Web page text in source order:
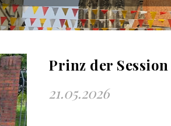
Prinz der
21.05.2026